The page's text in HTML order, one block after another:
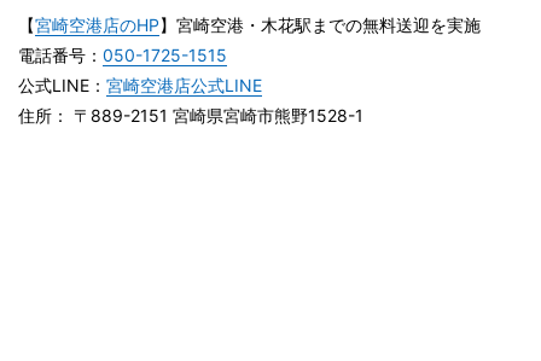
【宮崎空港店のHP】宮崎空港・木花駅までの無料送迎を実施
電話番号： 050-1725-1515
公式LINE： 宮崎空港店公式LINE
住所： 〒889-2151 宮崎県宮崎市熊野1528-1